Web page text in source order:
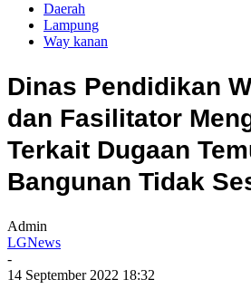
Daerah
Lampung
Way kanan
Dinas Pendidikan
dan Fasilitator
Terkait Dugaan
Bangunan Tidak
Admin
LGNews
-
14 September 2022 18:32